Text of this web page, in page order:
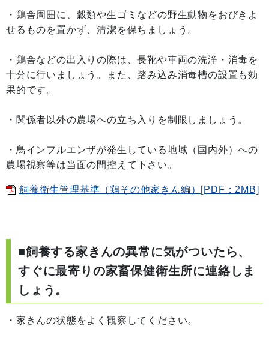
・鶏舎周囲に、穀類や生ゴミなどの野生動物をおびきよ
せるものを置かず、清潔を保ちましょう。
・鶏舎などの出入りの際は、長靴や車両の洗浄・消毒を
十分に行いましょう。また、踏み込み消毒槽の設置も効
果的です。
・関係者以外の農場への立ち入りを制限しましょう。
・鳥インフルエンザが発生している地域（国内外）への
農場視察等は当面の間控えて下さい。
飼養衛生管理基準（鶏その他家きん編）[PDF：2MB]
■飼養する家きんの異常に気がついたら、
すぐに最寄りの家畜保健衛生所に連絡しま
しょう。
・家きんの状態をよく観察してください。